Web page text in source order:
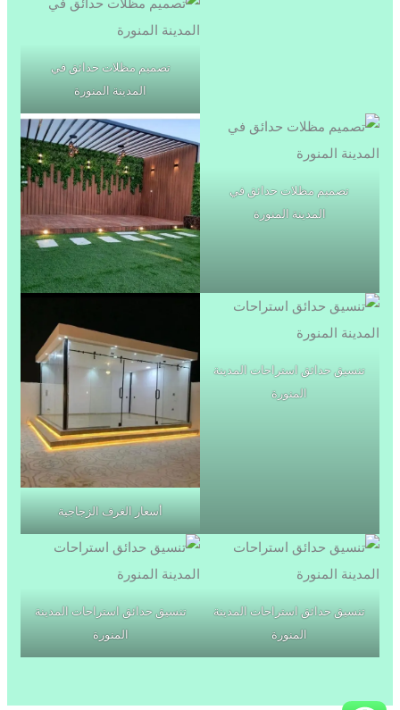
تصميم مظلات حدائق في
المدينة المنورة
تصميم مظلات حدائق في
المدينة المنورة
تنسيق حدائق استراحات المدينة
المنورة
أسعار الغرف الزجاجية
تنسيق حدائق استراحات المدينة
المنورة
تنسيق حدائق استراحات المدينة
المنورة